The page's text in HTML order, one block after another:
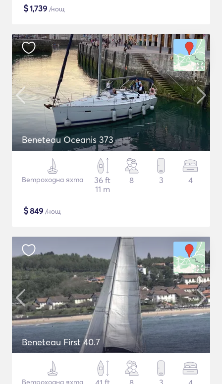
$1,739 /нощ
Beneteau Oceanis 373
Ветроходна яхта
36 ft
11 m
8 3 4
$849 /нощ
Beneteau First 40.7
Ветроходна яхта